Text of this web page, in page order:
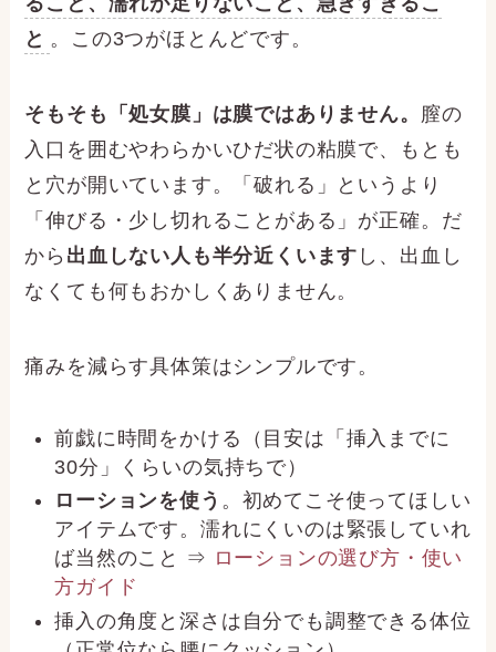
と 。この3つがほとんどです。
そもそも「処女膜」は膜ではありません。 膣の
入口を囲むやわらかいひだ状の粘膜で、もとも
と穴が開いています。「破れる」というより
「伸びる・少し切れることがある」が正確。だ
から 出血しない人も半分近くいます し、出血し
なくても何もおかしくありません。
痛みを減らす具体策はシンプルです。
前戯に時間をかける（目安は「挿入までに
30分」くらいの気持ちで）
ローションを使う 。初めてこそ使ってほしい
アイテムです。濡れにくいのは緊張していれ
ば当然のこと ⇒ ローションの選び方・使い
方ガイド
挿入の角度と深さは自分でも調整できる体位